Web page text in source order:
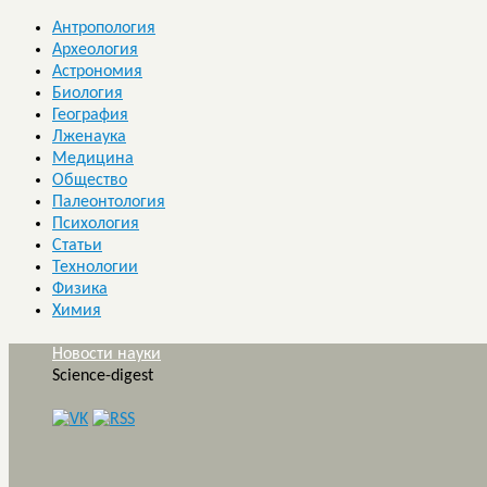
Антропология
Археология
Астрономия
Биология
География
Лженаука
Медицина
Общество
Палеонтология
Психология
Статьи
Технологии
Физика
Химия
Новости науки
Science-digest